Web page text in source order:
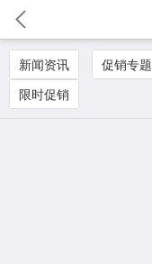
新闻资讯 促销专题
限时促销